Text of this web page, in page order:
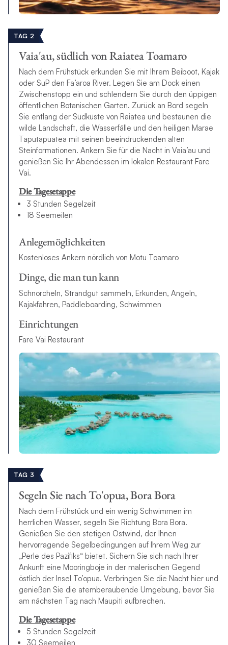
TAG 2
Vaia'au, südlich von Raiatea Toamaro
Nach dem Frühstück erkunden Sie mit Ihrem Beiboot, Kajak
oder SuP den Fa’aroa River. Legen Sie am Dock einen
Zwischenstopp ein und schlendern Sie durch den üppigen
öffentlichen Botanischen Garten. Zurück an Bord segeln
Sie entlang der Südküste von Raiatea und bestaunen die
wilde Landschaft, die Wasserfälle und den heiligen Marae
Taputapuatea mit seinen beeindruckenden alten
Steinformationen. Ankern Sie für die Nacht in Vaia’au und
genießen Sie Ihr Abendessen im lokalen Restaurant Fare
Vai.
Die Tagesetappe
3 Stunden Segelzeit
18 Seemeilen
Anlegemöglichkeiten
Kostenloses Ankern nördlich von Motu Toamaro
Dinge, die man tun kann
Schnorcheln, Strandgut sammeln, Erkunden, Angeln,
Kajakfahren, Paddleboarding, Schwimmen
Einrichtungen
Fare Vai Restaurant
TAG 3
Segeln Sie nach To'opua, Bora Bora
Nach dem Frühstück und ein wenig Schwimmen im
herrlichen Wasser, segeln Sie Richtung Bora Bora.
Genießen Sie den stetigen Ostwind, der Ihnen
hervorragende Segelbedingungen auf Ihrem Weg zur
„Perle des Pazifiks“ bietet. Sichern Sie sich nach Ihrer
Ankunft eine Mooringboje in der malerischen Gegend
östlich der Insel To’opua. Verbringen Sie die Nacht hier und
genießen Sie die atemberaubende Umgebung, bevor Sie
am nächsten Tag nach Maupiti aufbrechen.
Die Tagesetappe
5 Stunden Segelzeit
30 Seemeilen